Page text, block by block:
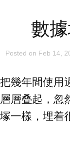
數
Posted on Feb 14,
幾年間使用
層叠起，忽
塚一樣，埋着